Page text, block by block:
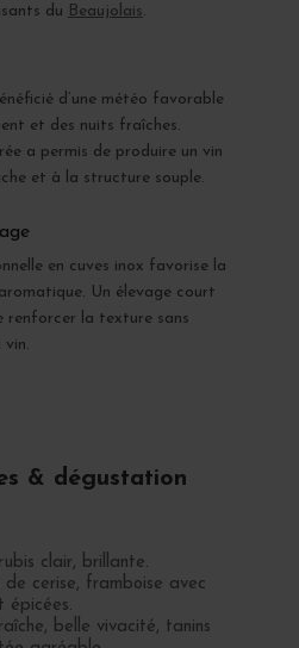
du Beaujolais.
d’une météo favorable
et des nuits fraîches.
a permis de produire un vin
et à la structure souple.
en cuves inox favorise la
Un élevage court
renforcer la texture sans
vin.
& dégustation
clair, brillante.
de cerise, framboise avec
épicées.
belle vivacité, tanins